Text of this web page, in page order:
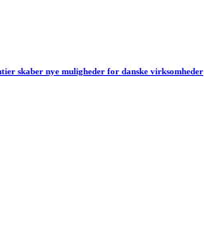
skaber nye muligheder for danske virksomheder